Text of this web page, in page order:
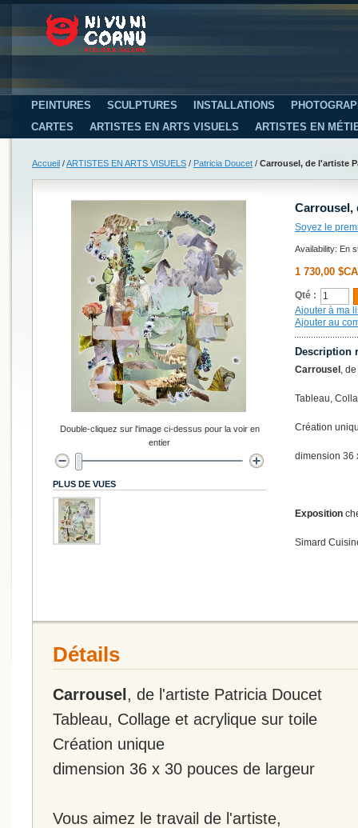
PEINTURES SCULPTURES INSTALLATIONS
CARTES
ARTISTES EN ARTS VISUELS ARTISTES EN
Accueil /ARTISTES EN ARTS VISUELS / Patricia Doucet / Carrousel, de l'artiste
Carrousel,
Soyez le
Availability: En
1 730,00 $CA
Qté :
Ajouter à ma
Ajouter au
Description
Carrousel,
Tableau,
Création
dimension 36
Exposition
Simard
Double-cliquez sur l'image ci-dessus pour la voir en
entier
PLUS DE VUES
Détails
Carrousel, de l'artiste Patricia Doucet
Tableau, Collage et acrylique sur toile
Création unique
dimension 36 x 30 pouces de largeur
Vous aimez le travail de l'artiste,